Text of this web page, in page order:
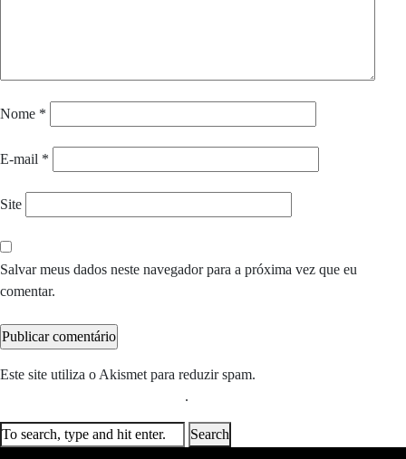
Nome *
E-mail *
Site
Salvar meus dados neste navegador para a próxima vez que eu
comentar.
Este site utiliza o Akismet para reduzir spam.
.
Search